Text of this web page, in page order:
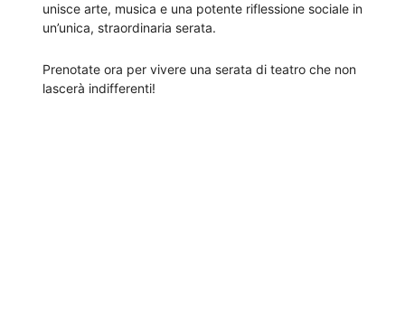
unisce arte, musica e una potente riflessione sociale in
un’unica, straordinaria serata.
Prenotate ora per vivere una serata di teatro che non
lascerà indifferenti!